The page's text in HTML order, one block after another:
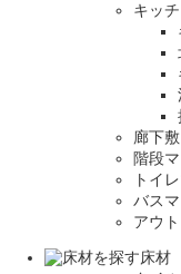
キッ
廊下敷
階段
トイ
バス
アウ
床材